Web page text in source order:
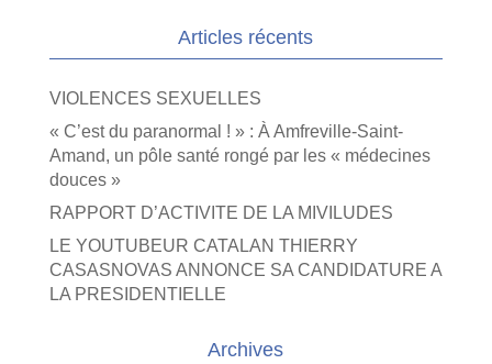
Articles récents
VIOLENCES SEXUELLES
« C’est du paranormal ! » : À Amfreville-Saint-
Amand, un pôle santé rongé par les « médecines
douces »
RAPPORT D’ACTIVITE DE LA MIVILUDES
LE YOUTUBEUR CATALAN THIERRY
CASASNOVAS ANNONCE SA CANDIDATURE A
LA PRESIDENTIELLE
Archives